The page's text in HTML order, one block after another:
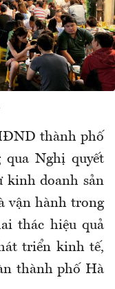
thành phố
Nghị quyết
kinh doanh sản
vận hành trong
thác hiệu quả
triển kinh tế,
thành phố Hà